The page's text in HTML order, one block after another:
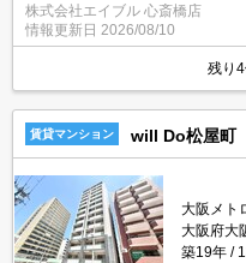
株式会社エイブル 心斎橋店
情報更新日 2026/08/10
残り
賃貸マンション will Do松屋町
大阪メト
大阪府大
築19年